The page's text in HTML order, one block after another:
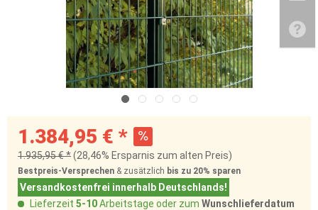
1.384,95 € *
1.935,95 € *(28,46% Ersparnis zum alten Preis)
Bestpreis-Versprechen & zusätzlich bis zu 20% sparen
Versandkostenfrei innerhalb Deutschlands!
Lieferzeit 5-10Arbeitstage oder zum Wunschlieferdatum